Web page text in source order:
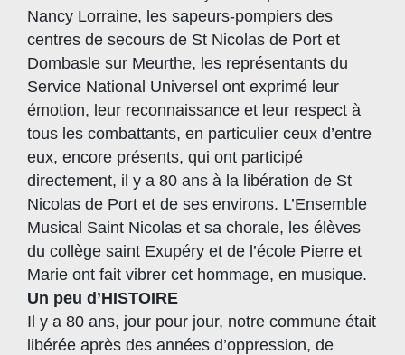
Nancy Lorraine, les sapeurs-pompiers des
centres de secours de St Nicolas de Port et
Dombasle sur Meurthe, les représentants du
Service National Universel ont exprimé leur
émotion, leur reconnaissance et leur respect à
tous les combattants, en particulier ceux d’entre
eux, encore présents, qui ont participé
directement, il y a 80 ans à la libération de St
Nicolas de Port et de ses environs. L’Ensemble
Musical Saint Nicolas et sa chorale, les élèves
du collège saint Exupéry et de l’école Pierre et
Marie ont fait vibrer cet hommage, en musique.
Un peu d’HISTOIRE
Il y a 80 ans, jour pour jour, notre commune était
libérée après des années d’oppression, de